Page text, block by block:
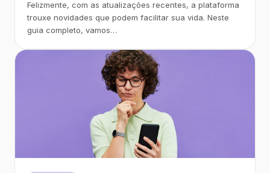
Felizmente, com as atualizações recentes, a plataforma
trouxe novidades que podem facilitar sua vida. Neste
guia completo, vamos…